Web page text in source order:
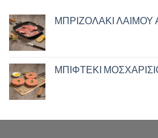
ΜΠΡΙΖΟΛΑΚΙ
ΜΠΙΦΤΕΚΙ